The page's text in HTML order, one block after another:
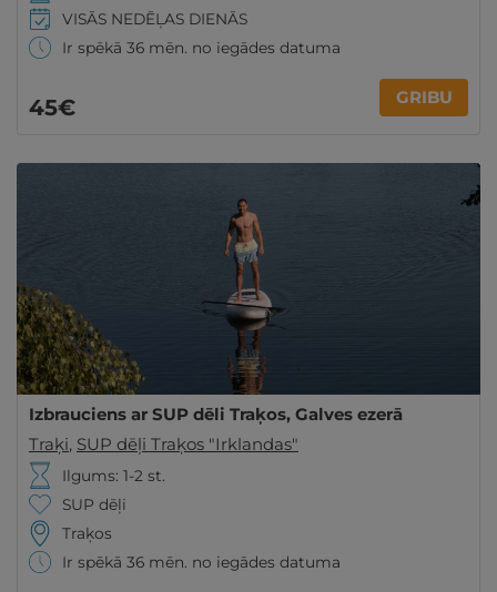
VISĀS NEDĒĻAS DIENĀS
Ir spēkā 36 mēn. no iegādes datuma
45€ GRIBU
Izbrauciens ar SUP dēli Traķos, Galves ezerā
Traķi, SUP dēļi Traķos "Irklandas"
Ilgums: 1-2 st.
SUP dēļi
Traķos
Ir spēkā 36 mēn. no iegādes datuma